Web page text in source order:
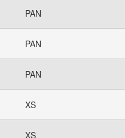
PAN
PAN
PAN
XS
XS